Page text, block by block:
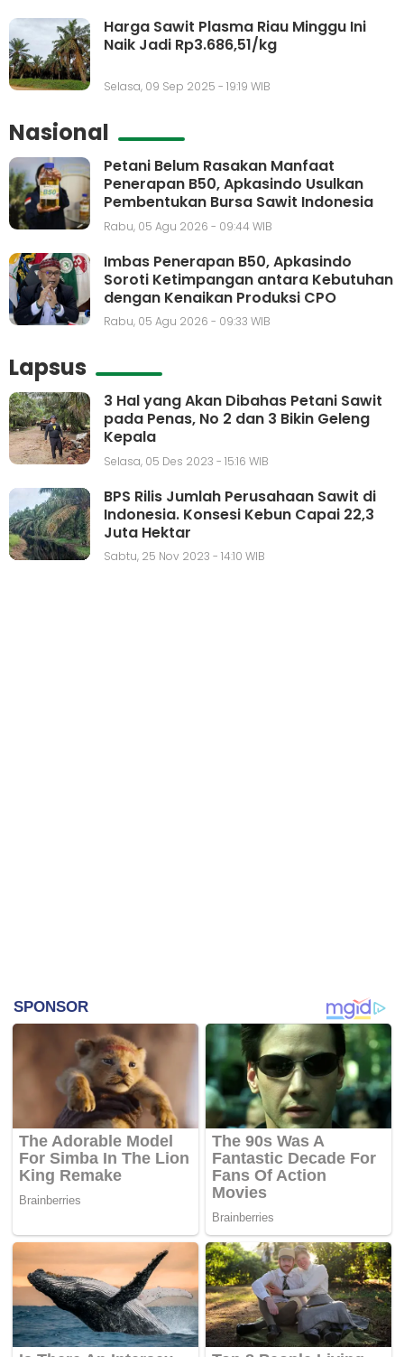
Harga Sawit Plasma Riau Minggu Ini
Naik Jadi Rp3.686,51/kg
Selasa, 09 Sep 2025 - 19:19 WIB
Nasional
Petani Belum Rasakan Manfaat
Penerapan B50, Apkasindo Usulkan
Pembentukan Bursa Sawit Indonesia
Rabu, 05 Agu 2026 - 09:44 WIB
Imbas Penerapan B50, Apkasindo
Soroti Ketimpangan antara Kebutuhan
dengan Kenaikan Produksi CPO
Rabu, 05 Agu 2026 - 09:33 WIB
Lapsus
3 Hal yang Akan Dibahas Petani Sawit
pada Penas, No 2 dan 3 Bikin Geleng
Kepala
Selasa, 05 Des 2023 - 15:16 WIB
BPS Rilis Jumlah Perusahaan Sawit di
Indonesia. Konsesi Kebun Capai 22,3
Juta Hektar
Sabtu, 25 Nov 2023 - 14:10 WIB